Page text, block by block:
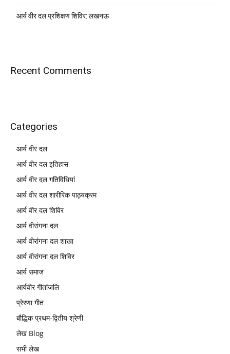
आर्य वीर दल प्रशिक्षण शिविर: लखनऊ
Recent Comments
Categories
आर्य वीर दल
आर्य वीर दल इतिहास
आर्य वीर दल गतिविधियां
आर्य वीर दल शारीरिक पाठ्यक्रम
आर्य वीर दल शिविर
आर्य वीरांगना दल
आर्य वीरांगना दल शाखा
आर्य वीरांगना दल शिविर
आर्य समाज
आर्यवीर गीतांजलि
प्रेरणा गीत
बौद्धिक प्रथम-द्वितीय श्रेणी
लेख Blog
सभी लेख